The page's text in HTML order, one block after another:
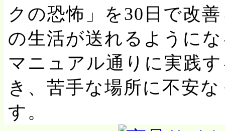
クの恐怖」を30日で改
の生活が送れるように
マニュアル通りに実践
き、苦手な場所に不安
す。